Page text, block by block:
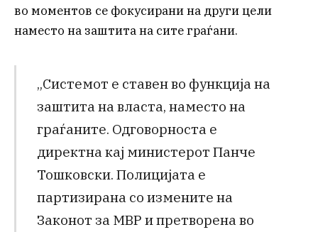
во моментов се фокусирани на други цели
наместо на заштита на сите граѓани.
„Системот е ставен во функција на
заштита на власта, наместо на
граѓаните. Одговорноста е
директна кај министерот Панче
Тошковски. Полицијата е
партизирана со измените на
Законот за МВР и претворена во